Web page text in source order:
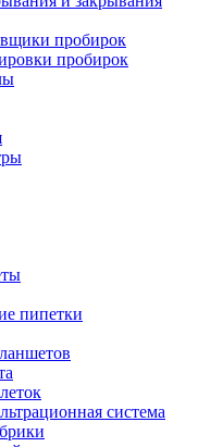
пробирок
пробирок
пипетки
система